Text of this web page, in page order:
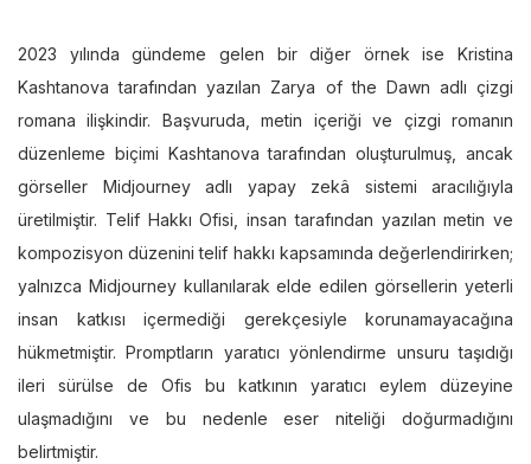
2023 yılında gündeme gelen bir diğer örnek ise Kristina
Kashtanova tarafından yazılan Zarya of the Dawn adlı çizgi
romana ilişkindir. Başvuruda, metin içeriği ve çizgi romanın
düzenleme biçimi Kashtanova tarafından oluşturulmuş, ancak
görseller Midjourney adlı yapay zekâ sistemi aracılığıyla
üretilmiştir. Telif Hakkı Ofisi, insan tarafından yazılan metin ve
kompozisyon düzenini telif hakkı kapsamında değerlendirirken;
yalnızca Midjourney kullanılarak elde edilen görsellerin yeterli
insan katkısı içermediği gerekçesiyle korunamayacağına
hükmetmiştir. Promptların yaratıcı yönlendirme unsuru taşıdığı
ileri sürülse de Ofis bu katkının yaratıcı eylem düzeyine
ulaşmadığını ve bu nedenle eser niteliği doğurmadığını
belirtmiştir.